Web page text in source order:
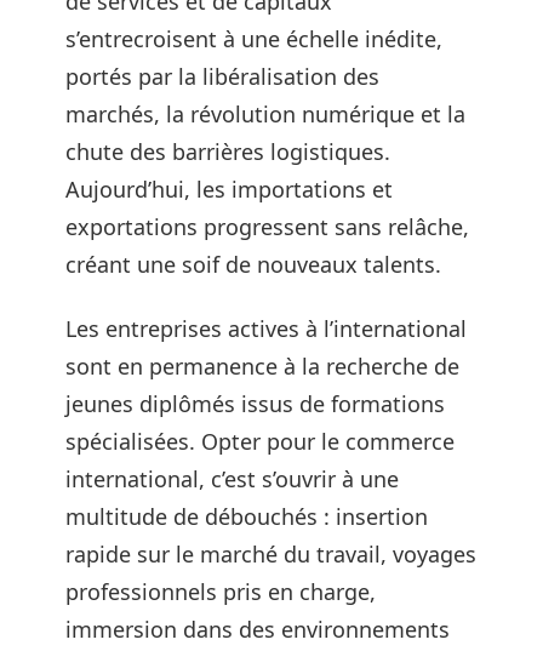
s’entrecroisent à une échelle inédite,
portés par la libéralisation des
marchés, la révolution numérique et la
chute des barrières logistiques.
Aujourd’hui, les importations et
exportations progressent sans relâche,
créant une soif de nouveaux talents.
Les entreprises actives à l’international
sont en permanence à la recherche de
jeunes diplômés issus de formations
spécialisées. Opter pour le commerce
international, c’est s’ouvrir à une
multitude de débouchés : insertion
rapide sur le marché du travail, voyages
professionnels pris en charge,
immersion dans des environnements